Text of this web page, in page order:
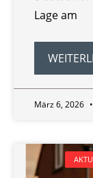
Lage am
März 6, 2026